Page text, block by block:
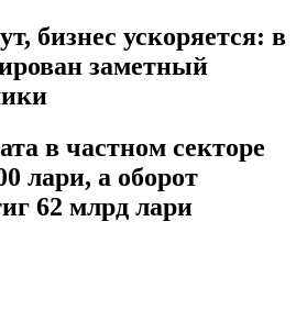
бизнес ускоряется: в
заметный
в частном секторе
лари, а оборот
62 млрд лари